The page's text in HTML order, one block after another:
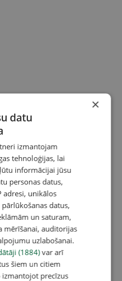
×
datu
izmantojam
tehnoloģijas, lai
informācijai jūsu
personas datus,
adresi, unikālos
datus,
un saturam,
mērīšanai, auditorijas
uzlabošanai.
(1884)var arī
šiem un citiem
precīzus